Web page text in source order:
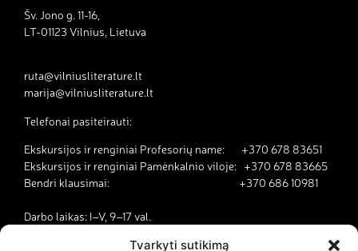
Tvarkyti sutikimą
Šv. Jono g. 11-16,
LT-01123 Vilnius, Lietuva
ruta@vilniusliterature.lt
marija@vilniusliterature.lt
Telefonai pasiteirauti:
Ekskursijos ir renginiai Profesorių name: +370 678 83651
Ekskursijos ir renginiai Pamėnkalnio viloje: +370 678 83665
Bendri klausimai: +370 686 10981
Darbo laikas: I–V, 9–17 val.